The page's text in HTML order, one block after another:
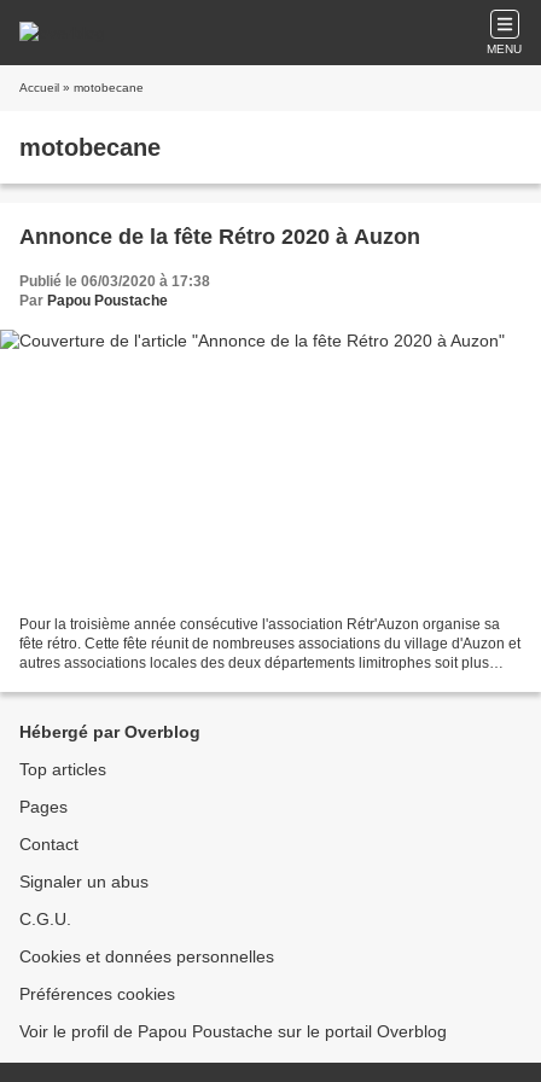
MENU
Accueil » motobecane
motobecane
Annonce de la fête Rétro 2020 à Auzon
Publié le 06/03/2020 à 17:38
Par Papou Poustache
Pour la troisième année consécutive l'association Rétr'Auzon organise sa
fête rétro. Cette fête réunit de nombreuses associations du village d'Auzon et
autres associations locales des deux départements limitrophes soit plus
Hébergé par Overblog
Top articles
Pages
Contact
Signaler un abus
C.G.U.
Cookies et données personnelles
Préférences cookies
Voir le profil de Papou Poustache sur le portail Overblog